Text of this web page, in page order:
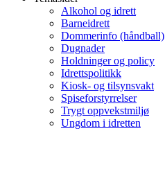
Alkohol og idrett
Barneidrett
Dommerinfo (håndball)
Dugnader
Holdninger og policy
Idrettspolitikk
Kiosk- og tilsynsvakt
Spiseforstyrrelser
Trygt oppvekstmiljø
Ungdom i idretten